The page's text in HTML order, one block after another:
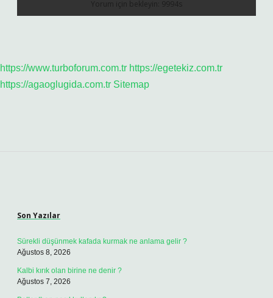
https://www.turboforum.com.tr https://egetekiz.com.tr
https://agaoglugida.com.tr Sitemap
Son Yazılar
Sürekli düşünmek kafada kurmak ne anlama gelir ?
Ağustos 8, 2026
Kalbi kırık olan birine ne denir ?
Ağustos 7, 2026